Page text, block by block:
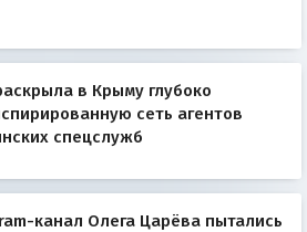
в Крыму глубоко
сеть агентов
спецслужб
канал Олега Царёва пытались